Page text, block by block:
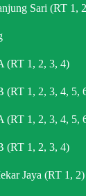
Sari (RT 1,
(RT 1, 2, 3, 4)
(RT 1, 2, 3, 4, 5,
(RT 1, 2, 3, 4, 5,
(RT 1, 2, 3, 4)
Jaya (RT 1, 2)